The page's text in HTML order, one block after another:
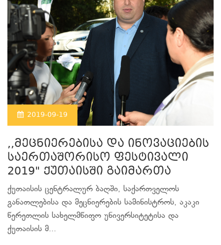
2019-09-19
,,მეცნიერებისა და ინოვაციების
საერთაშორისო ფესტივალი
2019" ქუთაისში გაიმართა
ქუთაისის ცენტრალურ ბაღში, საქართველოს
განათლებისა და მეცნიერების სამინისტროს, აკაკი
წერეთლის სახელმწიფო უნივერსიტეტისა და
ქუთაისის მ...